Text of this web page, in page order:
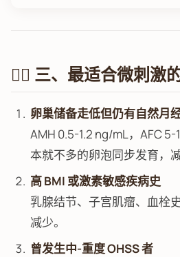
🙋‍♀️ 三、最适合微刺激
卵巢储备走低但仍有自然月
AMH 0.5-1.2 ng/mL，AFC
本就不多的卵泡同步发育，
高 BMI 或激素敏感疾病史
乳腺结节、子宫肌瘤、血栓
减少。
曾发生中-重度 OHSS 者